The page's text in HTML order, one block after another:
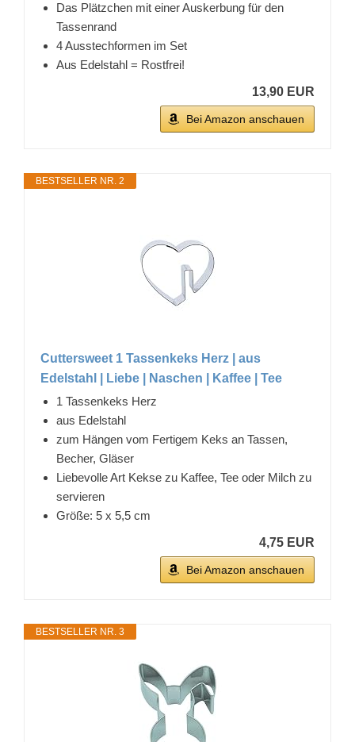
Das Plätzchen mit einer Auskerbung für den
Tassenrand
4 Ausstechformen im Set
Aus Edelstahl = Rostfrei!
13,90 EUR
Bei Amazon anschauen
BESTSELLER NR. 2
Cuttersweet 1 Tassenkeks Herz | aus
Edelstahl | Liebe | Naschen | Kaffee | Tee
1 Tassenkeks Herz
aus Edelstahl
zum Hängen vom Fertigem Keks an Tassen,
Becher, Gläser
Liebevolle Art Kekse zu Kaffee, Tee oder Milch zu
servieren
Größe: 5 x 5,5 cm
4,75 EUR
Bei Amazon anschauen
BESTSELLER NR. 3